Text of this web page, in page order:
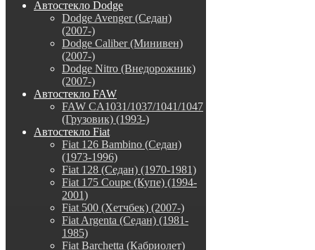
Автостекло Dodge
Dodge Avenger (Седан)
(2007-)
Dodge Caliber (Минивен)
(2007-)
Dodge Nitro (Внедорожник)
(2007-)
Автостекло FAW
FAW CA1031/1037/1041/1047
(Грузовик) (1993-)
Автостекло Fiat
Fiat 126 Bambino (Седан)
(1973-1996)
Fiat 128 (Седан) (1970-1981)
Fiat 175 Coupe (Купе) (1994-
2001)
Fiat 500 (Хетчбек) (2007-)
Fiat Argenta (Седан) (1981-
1985)
Fiat Barchetta (Кабриолет)